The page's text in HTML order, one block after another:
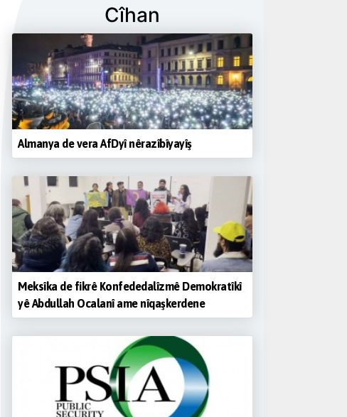
Cîhan
Almanya de vera AfDyî nêrazîbîyayîş
Meksîka de fikrê Konfededalîzmê Demokratîkî
yê Abdullah Ocalanî ame nîqaşkerdene